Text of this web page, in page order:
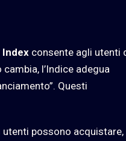
Index consente agli utenti
l’Indice adegua
Questi
possono acquistare,